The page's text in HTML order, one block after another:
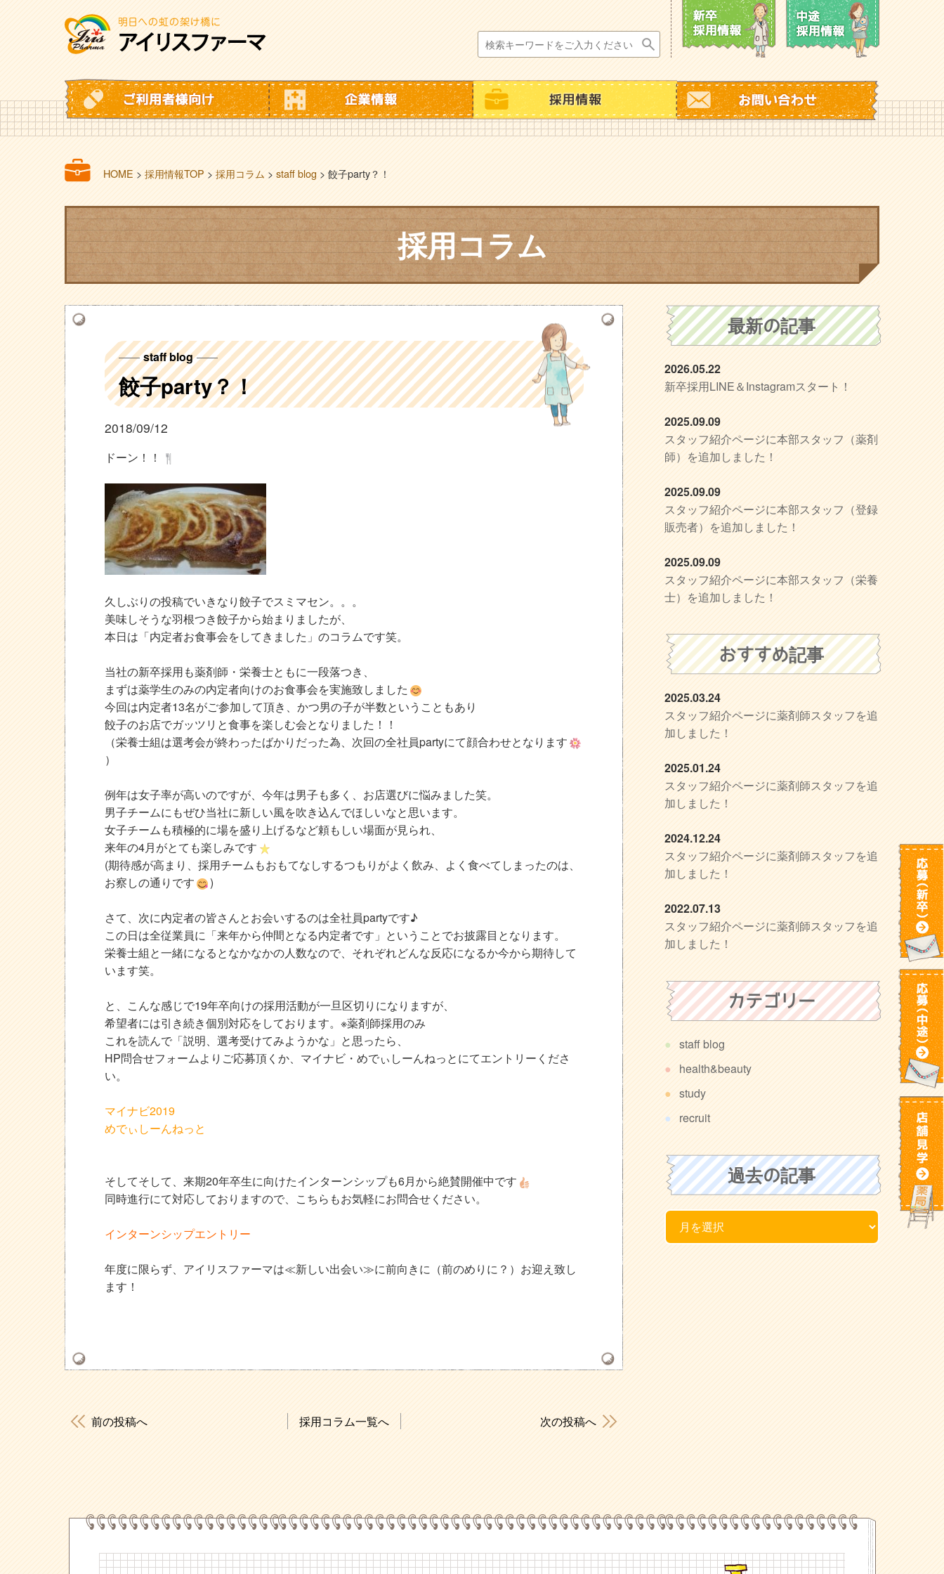
HOME > 採用情報TOP > 採用コラム > staff blog > 餃子party？！
採用コラム
staff blog
餃子party？！
2018/09/12
ドーン！！
久しぶりの投稿でいきなり餃子でスミマセン。。。
美味しそうな羽根つき餃子から始まりましたが、
本日は「内定者お食事会をしてきました」のコラムです笑。
当社の新卒採用も薬剤師・栄養士ともに一段落つき、
まずは薬学生のみの内定者向けのお食事会を実施致しました
今回は内定者13名がご参加して頂き、かつ男の子が半数ということもあり
餃子のお店でガッツリと食事を楽しむ会となりました！！
（栄養士組は選考会が終わったばかりだった為、次回の全社員partyにて顔合わせとなります
）
例年は女子率が高いのですが、今年は男子も多く、お店選びに悩みました笑。
男子チームにもぜひ当社に新しい風を吹き込んでほしいなと思います。
女子チームも積極的に場を盛り上げるなど頼もしい場面が見られ、
来年の4月がとても楽しみです
(期待感が高まり、採用チームもおもてなしするつもりがよく飲み、よく食べてしまったのは、
お察しの通りです
)
さて、次に内定者の皆さんとお会いするのは全社員partyです♪
この日は全従業員に「来年から仲間となる内定者です」ということでお披露目となります。
栄養士組と一緒になるとなかなかの人数なので、それぞれどんな反応になるか今から期待して
います笑。
と、こんな感じで19年卒向けの採用活動が一旦区切りになりますが、
希望者には引き続き個別対応をしております。※薬剤師採用のみ
これを読んで「説明、選考受けてみようかな」と思ったら、
HP問合せフォームよりご応募頂くか、マイナビ・めでぃしーんねっとにてエントリーくださ
い。
マイナビ2019
めでぃしーんねっと
そしてそして、来期20年卒生に向けたインターンシップも6月から絶賛開催中です
同時進行にて対応しておりますので、こちらもお気軽にお問合せください。
インターンシップエントリー
年度に限らず、アイリスファーマは≪新しい出会い≫に前向きに（前のめりに？）お迎え致し
ます！
前の投稿へ 採用コラム一覧へ 次の投稿へ
最新の記事
2026.05.22
新卒採用LINE＆Instagramスタート！
2025.09.09
スタッフ紹介ページに本部スタッフ（薬剤
師）を追加しました！
2025.09.09
スタッフ紹介ページに本部スタッフ（登録
販売者）を追加しました！
2025.09.09
スタッフ紹介ページに本部スタッフ（栄養
士）を追加しました！
おすすめ記事
2025.03.24
スタッフ紹介ページに薬剤師スタッフを追
加しました！
2025.01.24
スタッフ紹介ページに薬剤師スタッフを追
加しました！
2024.12.24
スタッフ紹介ページに薬剤師スタッフを追
加しました！
2022.07.13
スタッフ紹介ページに薬剤師スタッフを追
加しました！
カテゴリー
staff blog
health&beauty
study
recruit
過去の記事